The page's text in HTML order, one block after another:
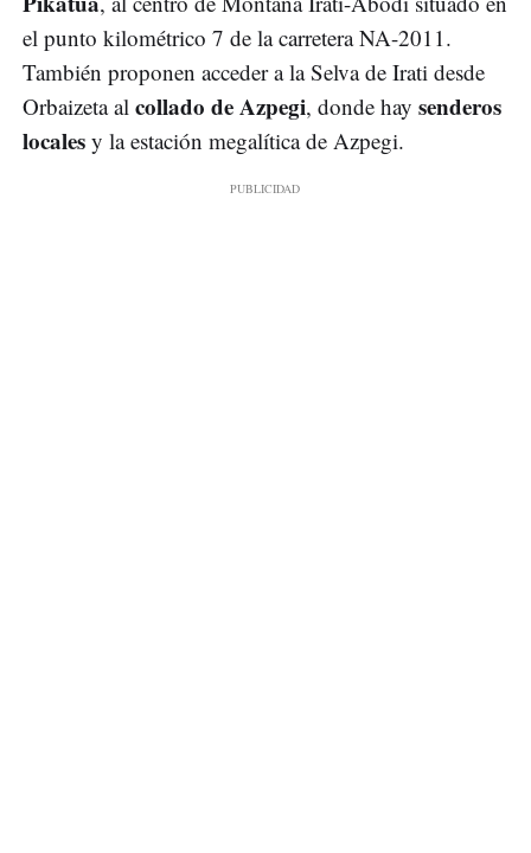
el punto kilométrico 7 de la carretera NA-2011.
También proponen acceder a la Selva de Irati desde
Orbaizeta al collado de Azpegi, donde hay senderos
locales y la estación megalítica de Azpegi.